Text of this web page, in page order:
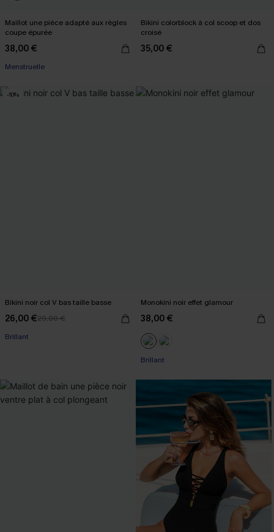
Maillot une pièce adapté aux règles
coupe épurée
38,00 €
Menstruelle
Bikini colorblock à col scoop et dos
croisé
35,00 €
-10%
Bikini noir col V bas taille basse
26,00 €29,00 €
Brillant
Monokini noir effet glamour
38,00 €
Brillant